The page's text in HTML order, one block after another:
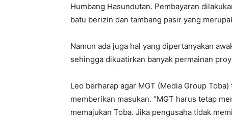
Humbang Hasundutan. Pembayaran
batu berizin dan tambang pasir yang
Namun ada juga hal yang dipertanyakan
sehingga dikuatirkan banyak permainan
Leo berharap agar MGT (Media Group
memberikan masukan. “MGT harus tetap
memajukan Toba. Jika pengusaha tidak